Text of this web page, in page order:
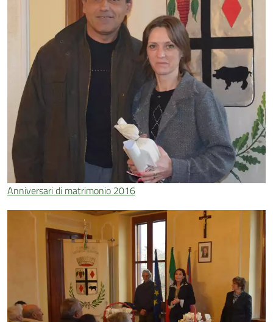
Anniversari di matrimonio 2016